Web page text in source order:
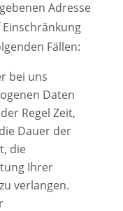
Adresse
Fällen:
bei uns
Daten
Regel Zeit,
Dauer der
die
Ihrer
verlangen.